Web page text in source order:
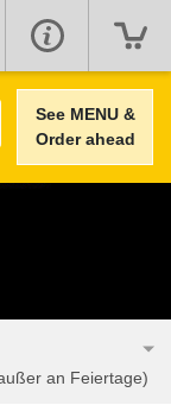
See MENU &
Order ahead
an Feiertage)